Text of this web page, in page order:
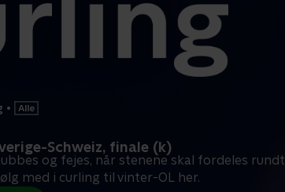
•
Schweiz, finale (k)
og fejes, når stenene skal fordeles rundt
med i curling til vinter-OL her.